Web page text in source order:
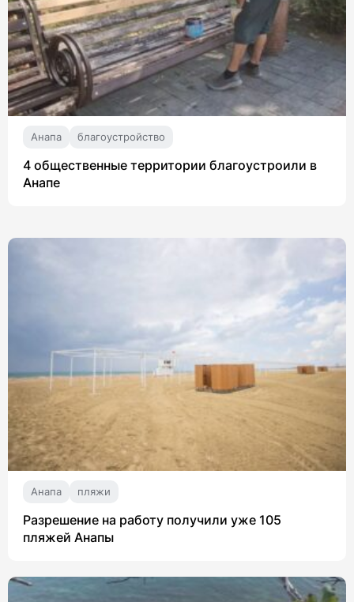
Анапа благоустройство
4 общественные территории благоустроили в
Анапе
Анапа пляжи
Разрешение на работу получили уже 105
пляжей Анапы